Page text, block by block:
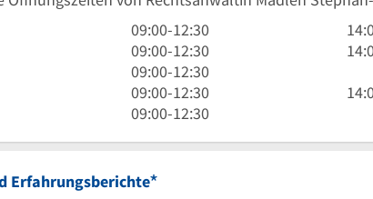
9
Uhr
bis
12
Uhr
09:00-12:30
14
Uhr
17
9
Uhr
bis
12
09:00-12:30
14
bis
9
Uhr
bis
30
09:00-12:30
9
Uhr
Uhr
09:00-12:30
14
9
12
09:00-12:30
Erfahrungsberichte*